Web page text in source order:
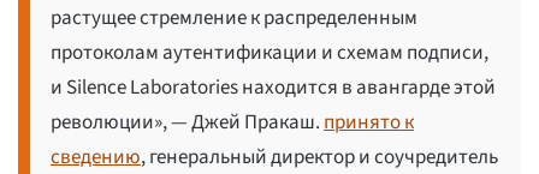
растущее стремление к распределенным
протоколам аутентификации и схемам подписи,
и Silence Laboratories находится в авангарде этой
революции», — Джей Пракаш.принято к
сведению, генеральный директор и соучредитель